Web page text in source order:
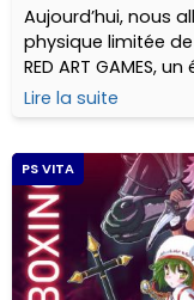
Aujourd’hui, nous
physique limitée
RED ART GAMES,
propose
collection de jeux
Lire la suite
PS VITA